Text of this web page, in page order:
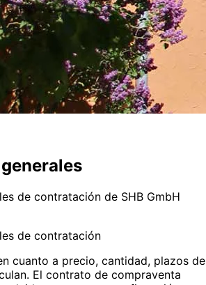
de contratación de SHB GmbH
de contratación
cuanto a precio, cantidad, plazos de
El contrato de compraventa